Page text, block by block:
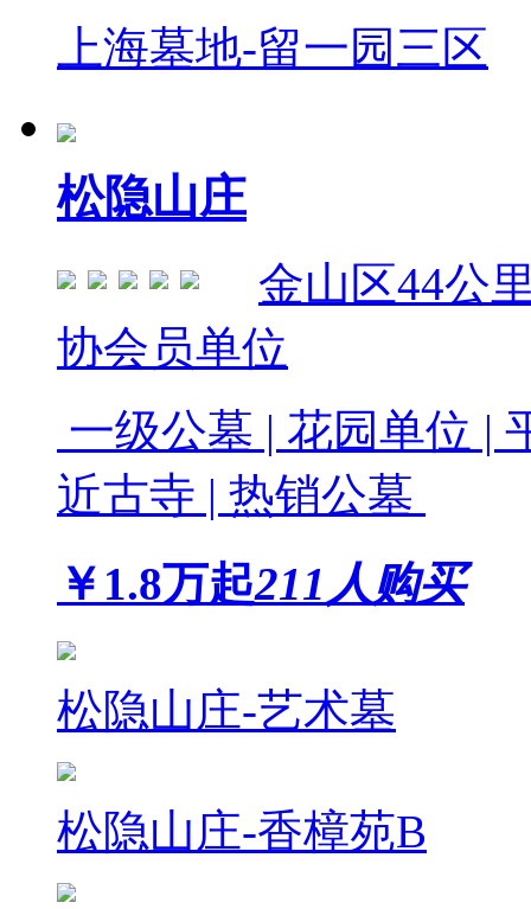
上海墓地-留一园三区
松隐山庄
金山区44公
协会员单位
一级公墓 | 花园单位 |
近古寺 | 热销公墓
￥ 1.8万起211人购买
松隐山庄-艺术墓
松隐山庄-香樟苑B